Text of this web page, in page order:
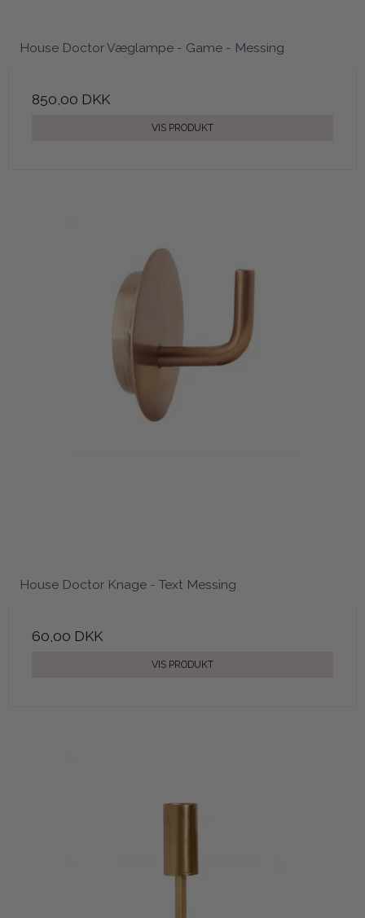
House Doctor Væglampe - Game - Messing
850,00 DKK
VIS PRODUKT
House Doctor Knage - Text Messing
60,00 DKK
VIS PRODUKT